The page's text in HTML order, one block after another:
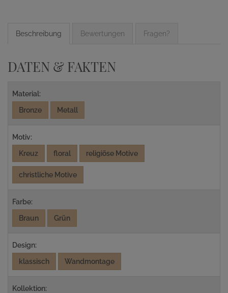
Beschreibung Bewertungen Fragen?
DATEN & FAKTEN
Material:
Bronze
Metall
Motiv:
Kreuz
floral religiöse Motive
christliche Motive
Farbe:
Braun
Grün
Design:
klassisch
Wandmontage
Kollektion: